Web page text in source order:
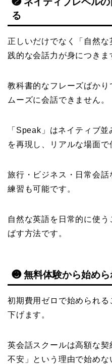
る
正しいだけでなく「自然
践的な会話力が身につきま
教科書的なフレーズばか
ムーズに会話できません。
「Speak」はネイティブ
を再現し、リアルな場面で
旅行・ビジネス・日常会
練習も可能です。
自然な英語を日常的に使
ばす方法です。
❸ 無料体験から始めら
初期費用ゼロで始められ
下げます。
英会話スクールは高額な
不安」という理由で始めな